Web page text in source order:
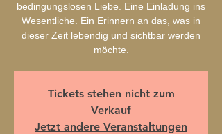
bedingungslosen Liebe. Eine Einladung ins
Wesentliche. Ein Erinnern an das, was in
dieser Zeit lebendig und sichtbar werden
möchte.
Tickets stehen nicht zum
Verkauf
Jetzt andere Veranstaltungen